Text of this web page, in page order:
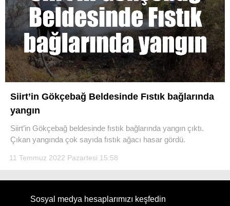
WhatsApp İhbar Hattı
ŞIRVAN
TILLO
GÜNDEM
NÖBETÇI ECZANELER
Siirt’in Gökçebağ Beldesinde Fıstık bağlarında
yangın
Siirt’in Gökçebağ beldesinde fıstık bağlarında yangın çıktı.
Çıkan yangında çok sayıda fıstık ağacı hasar gördü.
11 Temmuz 2022 Pazartesi 15:58
Sosyal medya hesaplarımızı keşfedin